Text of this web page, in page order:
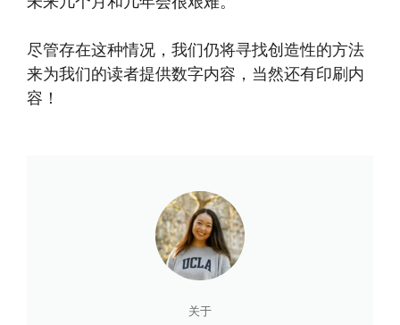
尽管存在这种情况，我们仍将寻找创造性的方法
来为我们的读者提供数字内容，当然还有印刷内
容！
关于